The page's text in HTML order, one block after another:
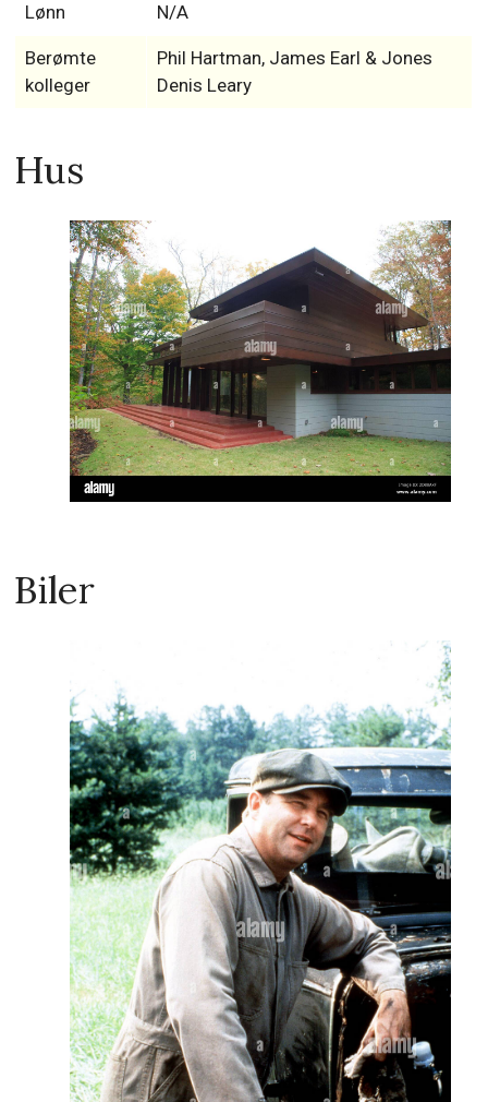
Lønn N/A
Berømte
kolleger
Phil Hartman, James Earl & Jones
Denis Leary
Hus
Biler